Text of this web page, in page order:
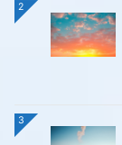
2
3